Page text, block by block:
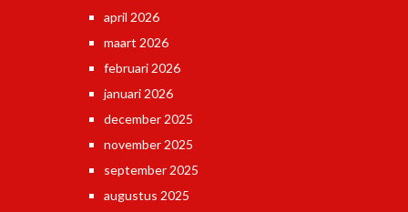
april 2026
maart 2026
februari 2026
januari 2026
december 2025
november 2025
september 2025
augustus 2025